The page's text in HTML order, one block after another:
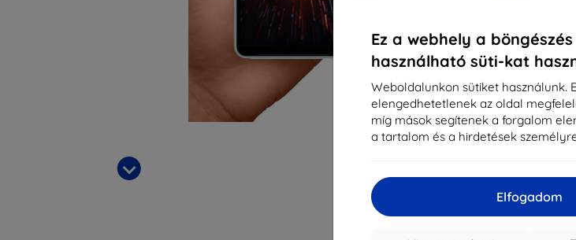
Ez a webhely a
használható süti-kat
Weboldalunkon sütiket használunk.
elengedhetetlenek az oldal
míg mások segítenek a forgalom
a tartalom és a hirdetések
Elfogadom